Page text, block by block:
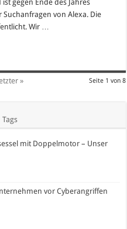
gegen Ende des Jahres
von Alexa. Die
Wir …
Seite 1 von 8
»
Tags
mit Doppelmotor – Unser
vor Cyberangriffen